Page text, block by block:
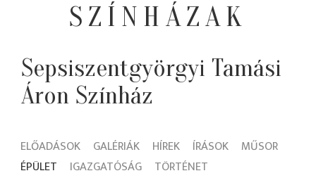
SZÍNHÁZAK
Sepsiszentgyörgyi Tamási
Áron Színház
ELŐADÁSOK GALÉRIÁK HÍREK ÍRÁSOK
MŰSOR
ÉPÜLET
IGAZGATÓSÁG TÖRTÉNET